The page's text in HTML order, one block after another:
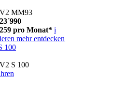
MM93
pro Monat* i
mehr entdecken
100
S 100